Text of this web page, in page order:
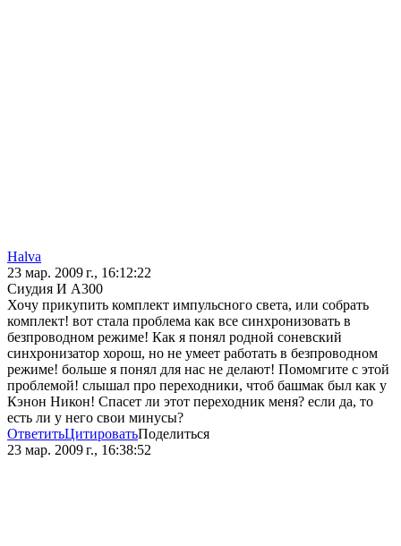
Halva
23 мар. 2009 г., 16:12:22
Сиудия И А300
Хочу прикупить комплект импульсного света, или собрать
комплект! вот стала проблема как все синхронизовать в
безпроводном режиме! Как я понял родной соневский
синхронизатор хорош, но не умеет работать в безпроводном
режиме! больше я понял для нас не делают! Помомгите с этой
проблемой! слышал про переходники, чтоб башмак был как у
Кэнон Никон! Спасет ли этот переходник меня? если да, то
есть ли у него свои минусы?
ОтветитьЦитироватьПоделиться
23 мар. 2009 г., 16:38:52